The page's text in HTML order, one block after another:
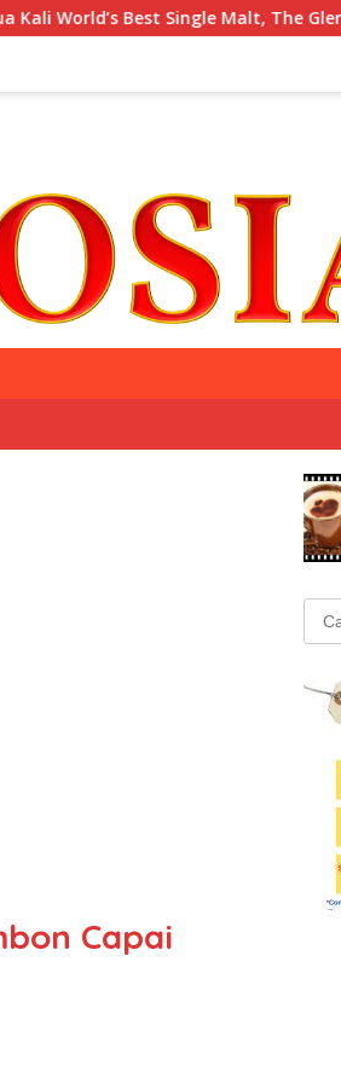
Single Malt, The GlenAllachie,
Capai